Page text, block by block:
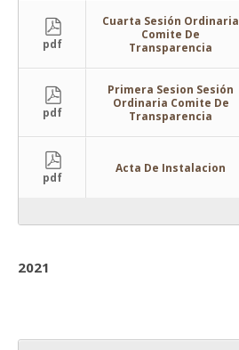
pdf
Cuarta Sesión Ordinaria
Comite De
Transparencia
pdf
Primera Sesion Sesión
Ordinaria Comite De
Transparencia
pdf
Acta De Instalacion
2021